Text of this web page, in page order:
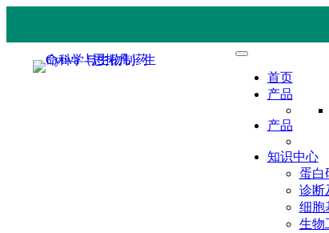
首页
产品
产品
知识中心
蛋白
诊断
细胞
生物